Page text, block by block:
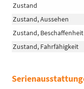
Zustand
Zustand, Aussehen
Zustand, Beschaffenheit
Zustand, Fahrfähigkeit